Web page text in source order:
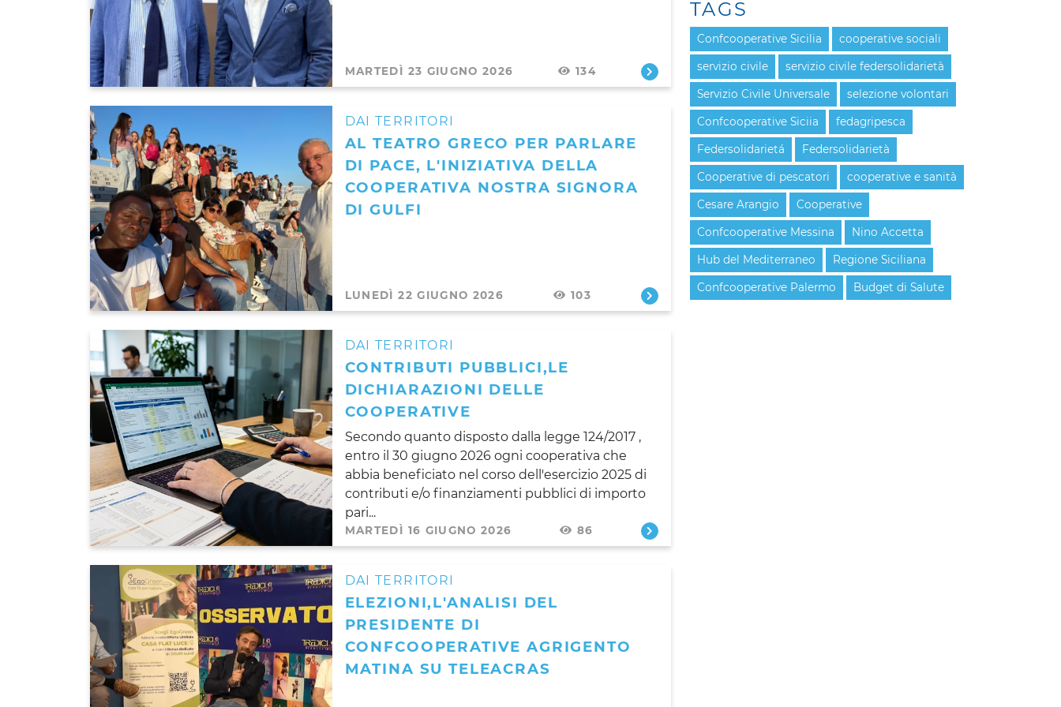
MARTEDÌ 23 GIUGNO 2026 134
DAI TERRITORI
AL TEATRO GRECO PER PARLARE
DI PACE, L'INIZIATIVA DELLA
COOPERATIVA NOSTRA SIGNORA
DI GULFI
LUNEDÌ 22 GIUGNO 2026 103
DAI TERRITORI
CONTRIBUTI PUBBLICI,LE
DICHIARAZIONI DELLE
COOPERATIVE
Secondo quanto disposto dalla legge 124/2017 ,
entro il 30 giugno 2026 ogni cooperativa che
abbia beneficiato nel corso dell'esercizio 2025 di
contributi e/o finanziamenti pubblici di importo
pari...
MARTEDÌ 16 GIUGNO 2026 86
DAI TERRITORI
ELEZIONI,L'ANALISI DEL
PRESIDENTE DI
CONFCOOPERATIVE AGRIGENTO
MATINA SU TELEACRAS
TAGS
Confcooperative Sicilia cooperative sociali
servizio civile servizio civile federsolidarietà
Servizio Civile Universale selezione volontari
Confcooperative Siciia fedagripesca
Federsolidarietá Federsolidarietà
Cooperative di pescatori cooperative e sanità
Cesare Arangio Cooperative
Confcooperative Messina Nino Accetta
Hub del Mediterraneo Regione Siciliana
Confcooperative Palermo Budget di Salute